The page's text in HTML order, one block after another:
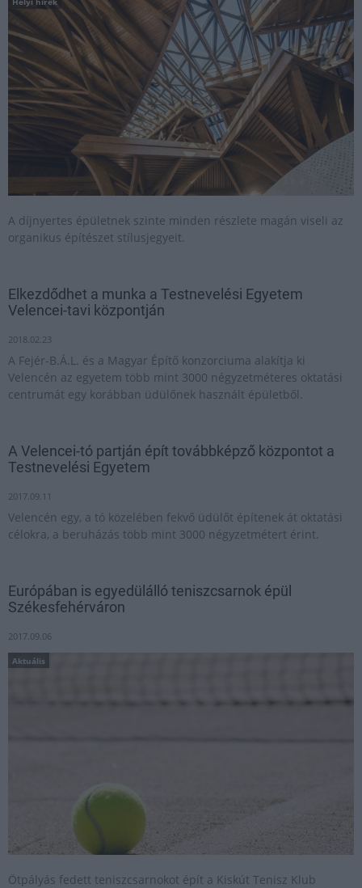
A díjnyertes épületnek szinte minden részlete magán viseli az
organikus építészet stílusjegyeit.
Elkezdődhet a munka a Testnevelési Egyetem
Velencei-tavi központján
2018.02.23
A Fejér-B.Á.L. és a Magyar Építő konzorciuma alakítja ki
Velencén az egyetem több mint 3000 négyzetméteres oktatási
centrumát egy korábban üdülőnek használt épületből.
A Velencei-tó partján épít továbbképző központot a
Testnevelési Egyetem
2017.09.11
Velencén egy, a tó közelében fekvő üdülőt építenek át oktatási
célokra, a beruházás több mint 3000 négyzetmétert érint.
Európában is egyedülálló teniszcsarnok épül
Székesfehérváron
2017.09.06
Aktuális
Ötpályás fedett teniszcsarnokot épít a Kiskút Tenisz Klub